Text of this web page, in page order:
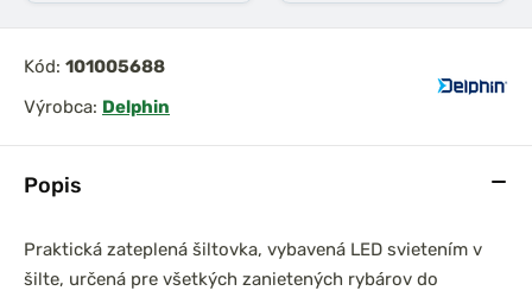
Popis
Praktická zateplená šiltovka, vybavená LED svietením v
šilte, určená pre všetkých zanietených rybárov do
Kód: 101005688
Výrobca: Delphin